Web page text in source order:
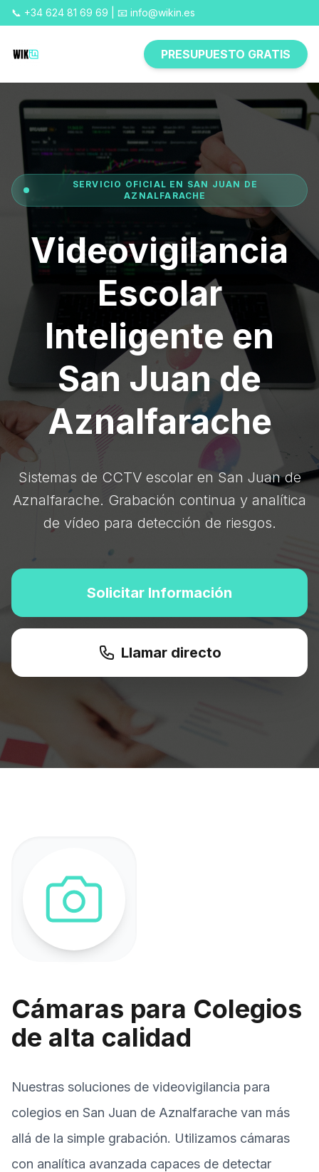
📞 +34 624 81 69 69 | 📧 info@wikin.es
PRESUPUESTO GRATIS
SERVICIO OFICIAL EN SAN JUAN DE
AZNALFARACHE
Videovigilancia
Escolar
Inteligente en
San Juan de
Aznalfarache
Sistemas de CCTV escolar en San Juan de
Aznalfarache. Grabación continua y analítica
de vídeo para detección de riesgos.
Solicitar Información
Llamar directo
Cámaras para Colegios
de alta calidad
Nuestras soluciones de videovigilancia para
colegios en San Juan de Aznalfarache van más
allá de la simple grabación. Utilizamos cámaras
con analítica avanzada capaces de detectar